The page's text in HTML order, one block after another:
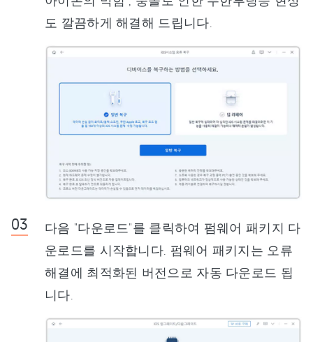
도 깔끔하게 해결해 드립니다.
다음 "다운로드"를 클릭하여 펌웨어 패키지 다
운로드를 시작합니다. 펌웨어 패키지는 오류
해결에 최적화된 버전으로 자동 다운로드 됩
니다.